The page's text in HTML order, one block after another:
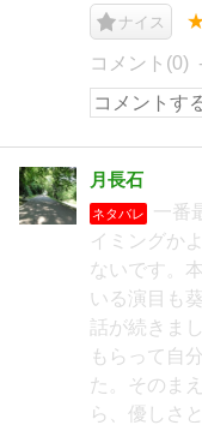
ナイス
コメント(0)
月長石
ネタバレ
一番
イミングか
ないです。
いる演目も
話が続きま
もらって自
た。そのま
ら、優しさ